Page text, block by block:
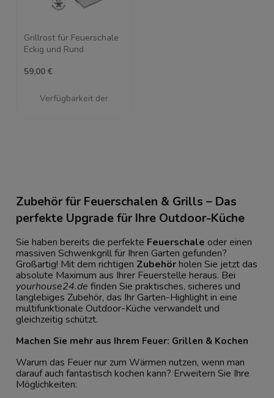
Grillrost für Feuerschale
Eckig und Rund
59,00 €
Verfügbarkeit der
Zubehör für Feuerschalen & Grills – Das
perfekte Upgrade für Ihre Outdoor-Küche
Sie haben bereits die perfekte Feuerschale oder einen
massiven Schwenkgrill für Ihren Garten gefunden?
Großartig! Mit dem richtigen Zubehörholen Sie jetzt das
absolute Maximum aus Ihrer Feuerstelle heraus. Bei
yourhouse24.de finden Sie praktisches, sicheres und
langlebiges Zubehör, das Ihr Garten-Highlight in eine
multifunktionale Outdoor-Küche verwandelt und
gleichzeitig schützt.
Machen Sie mehr aus Ihrem Feuer: Grillen & Kochen
Warum das Feuer nur zum Wärmen nutzen, wenn man
darauf auch fantastisch kochen kann? Erweitern Sie Ihre
Möglichkeiten: